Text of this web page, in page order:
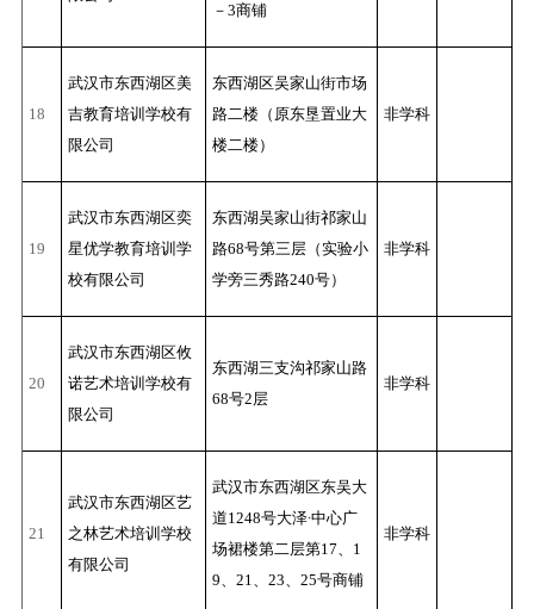
－3商铺
18
武汉市东西湖区美
吉教育培训学校有
限公司
东西湖区吴家山街市场
路二楼（原东垦置业大
楼二楼）
非学科
19
武汉市东西湖区奕
星优学教育培训学
校有限公司
东西湖吴家山街祁家山
路68号第三层（实验小
学旁三秀路240号）
非学科
20
武汉市东西湖区攸
诺艺术培训学校有
限公司
东西湖三支沟祁家山路
68号2层
非学科
21
武汉市东西湖区艺
之林艺术培训学校
有限公司
武汉市东西湖区东吴大
道1248号大泽∙中心广
场裙楼第二层第17、1
9、21、23、25号商铺
非学科